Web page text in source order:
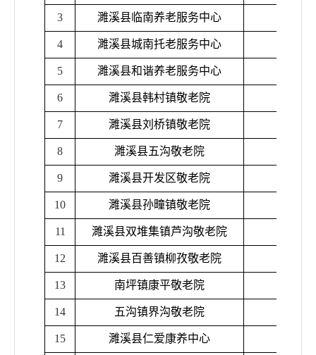
3 濉溪县临南养老服务中心
4 濉溪县城南托老服务中心
5 濉溪县和谐养老服务中心
6 濉溪县韩村镇敬老院
7 濉溪县刘桥镇敬老院
8 濉溪县五沟敬老院
9 濉溪县开发区敬老院
10 濉溪县孙疃镇敬老院
11 濉溪县双堆集镇芦沟敬老院
12 濉溪县百善镇柳孜敬老院
13 南坪镇康平敬老院
14 五沟镇界沟敬老院
15 濉溪县仁爱康养中心